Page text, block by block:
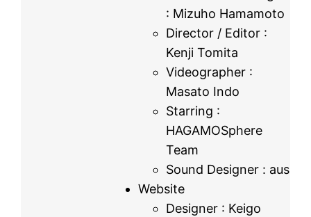
: Mizuho Hamamoto
Director / Editor :
Kenji Tomita
Videographer :
Masato Indo
Starring :
HAGAMOSphere
Team
Sound Designer : aus
Website
Designer : Keigo